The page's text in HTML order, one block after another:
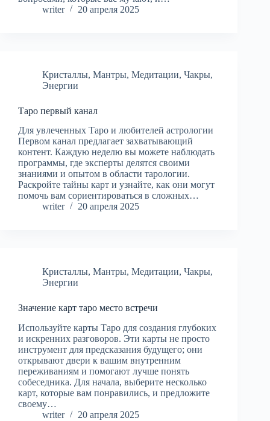
writer
20 апреля 2025
Кристаллы, Мантры, Медитации, Чакры,
Энергии
Таро первый канал
Для увлеченных Таро и любителей астрологии
Первом канал предлагает захватывающий
контент. Каждую неделю вы можете наблюдать
программы, где эксперты делятся своими
знаниями и опытом в области тарологии.
Раскройте тайны карт и узнайте, как они могут
помочь вам сориентироваться в сложных…
writer
20 апреля 2025
Кристаллы, Мантры, Медитации, Чакры,
Энергии
Значение карт таро место встречи
Используйте карты Таро для создания глубоких
и искренних разговоров. Эти карты не просто
инструмент для предсказания будущего; они
открывают двери к вашим внутренним
переживаниям и помогают лучше понять
собеседника. Для начала, выберите несколько
карт, которые вам понравились, и предложите
своему…
writer
20 апреля 2025